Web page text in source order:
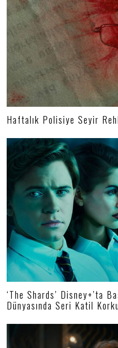
Haftalık Polisiye Seyir
‘The Shards’ Disney+’ta
Dünyasında Seri Katil